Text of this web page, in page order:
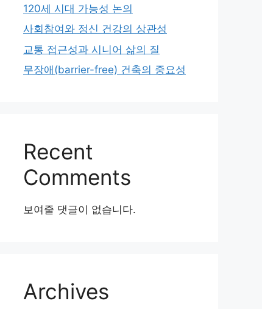
120세 시대 가능성 논의
사회참여와 정신 건강의 상관성
교통 접근성과 시니어 삶의 질
무장애(barrier-free) 건축의 중요성
Recent
Comments
보여줄 댓글이 없습니다.
Archives